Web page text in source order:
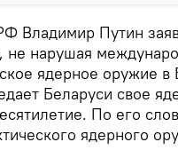
Владимир Путин
не нарушая
ядерное оружие
Беларуси свое
По его
ядерного